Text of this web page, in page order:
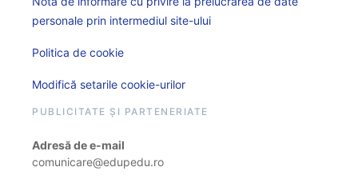
personale prin intermediul site-ului
Politica de cookie
Modifică setarile cookie-urilor
PUBLICITATE ȘI PARTENERIATE
Adresă de e-mail
comunicare@edupedu.ro